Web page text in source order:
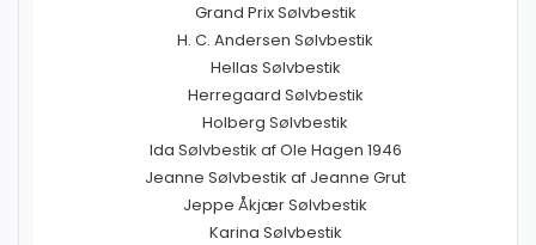
Grand Prix Sølvbestik
H. C. Andersen Sølvbestik
Hellas Sølvbestik
Herregaard Sølvbestik
Holberg Sølvbestik
Ida Sølvbestik af Ole Hagen 1946
Jeanne Sølvbestik af Jeanne Grut
Jeppe Åkjær Sølvbestik
Karina Sølvbestik